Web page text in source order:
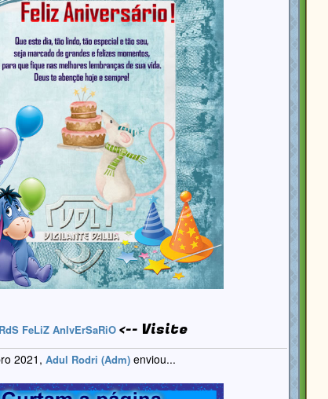
FeLiZ AnIvErSaRiO <-- Visite
2021, Adul Rodri (Adm) enviou...